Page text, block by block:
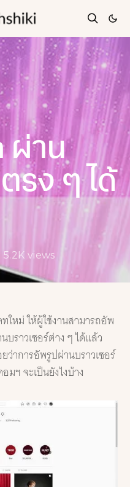
ผ่าน
รง ๆ ได้
5.2K views
ใหม่ ให้ผู้ใช้งานสามารถอัพ
ราวเซอร์ต่าง ๆ ได้แล้ว
ว่าการอัพรูปผ่านบราวเซอร์
มฯ จะเป็นยังไงบ้าง